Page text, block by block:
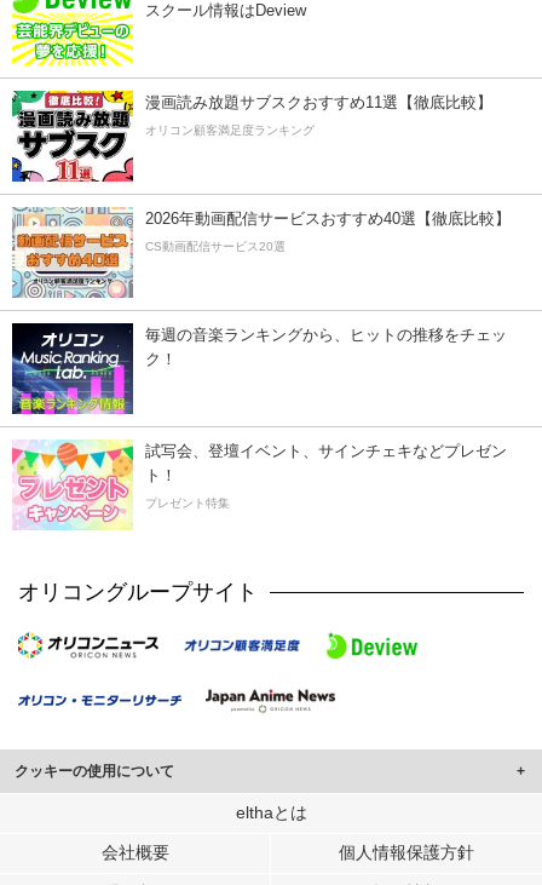
スクール情報はDeview
漫画読み放題サブスクおすすめ11選【徹底比較】
オリコン顧客満足度ランキング
2026年動画配信サービスおすすめ40選【徹底比較】
CS動画配信サービス20選
毎週の音楽ランキングから、ヒットの推移をチェッ
ク！
試写会、登壇イベント、サインチェキなどプレゼン
ト！
プレゼント特集
オリコングループサイト
クッキーの使用について
このサイトでは Cookie を使用して、ユーザーに合わせたコンテンツや広告の
行っています。
elthaとは
会社概要 個人情報保護方針